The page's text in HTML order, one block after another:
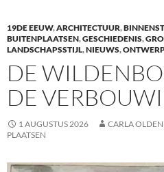
o
o
k
dI
n
19DE EEUW,ARCHITECTUUR,
BUITENPLAATSEN,GESCHIEDENIS,
LANDSCHAPSSTIJL,NIEUWS,
DE
DE
1 AUGUSTUS 2026 CARLA
PLAATSEN